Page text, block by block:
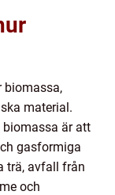
biomassa,
material.
biomassa är att
gasformiga
trä, avfall från
och